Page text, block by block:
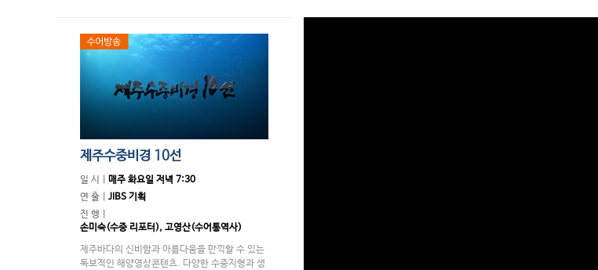
제주수중비경 10선
일 시 | 매주 화요일 저녁 7:30
연 출 | JIBS 기획
진 행 |
손미숙(수중 리포터), 고영산(수어통역사)
제주바다의 신비함과 아름다움을 만끽할 수 있는
독보적인 해양영상콘텐츠. 다양한 수중지형과 생